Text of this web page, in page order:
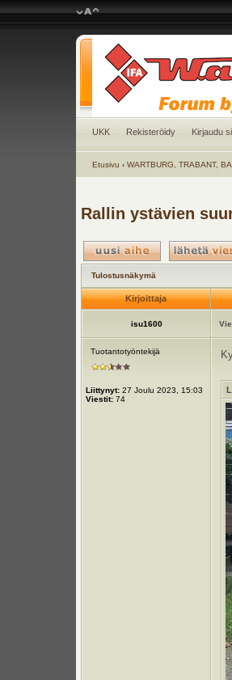
UKK Rekisteröidy Kirjaudu
Etusivu ‹ WARTBURG, TRABANT,
Rallin ystävien
Tulostusnäkymä
Kirjoittaja
isu1600
Tuotantotyöntekijä
Liittynyt: 27 Joulu 2023, 15:03
Viestit: 74